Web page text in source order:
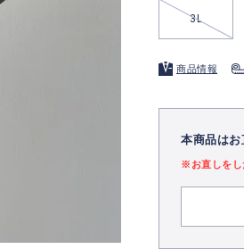
3L
商品情報
本商品は
※お直しをし